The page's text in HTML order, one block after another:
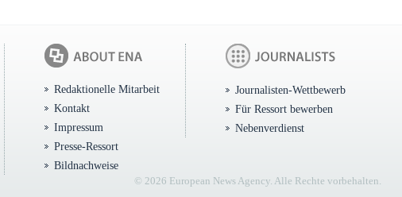
Redaktionelle Mitarbeit
Kontakt
Impressum
Presse-Ressort
Bildnachweise
Journalisten-Wettbewerb
Für Ressort bewerben
Nebenverdienst
© 2026 European News Agency. Alle Rechte vorbehalten.